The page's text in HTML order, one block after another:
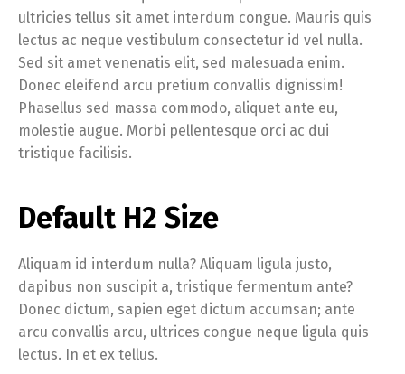
ultricies tellus sit amet interdum congue. Mauris quis
lectus ac neque vestibulum consectetur id vel nulla.
Sed sit amet venenatis elit, sed malesuada enim.
Donec eleifend arcu pretium convallis dignissim!
Phasellus sed massa commodo, aliquet ante eu,
molestie augue. Morbi pellentesque orci ac dui
tristique facilisis.
Default H2 Size
Aliquam id interdum nulla? Aliquam ligula justo,
dapibus non suscipit a, tristique fermentum ante?
Donec dictum, sapien eget dictum accumsan; ante
arcu convallis arcu, ultrices congue neque ligula quis
lectus. In et ex tellus.